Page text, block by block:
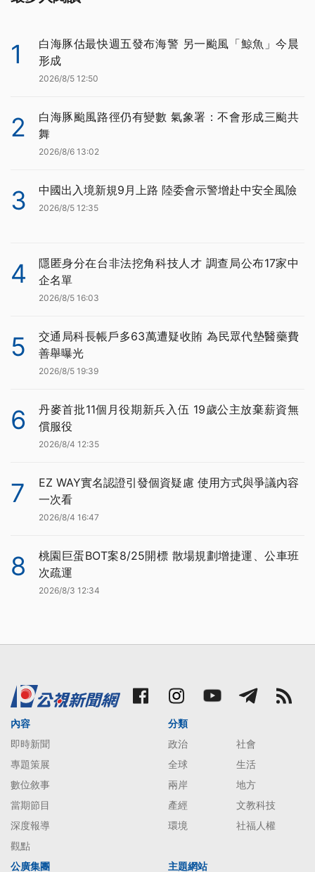
1
白海豚估最快週五發布海警 另一颱風「鯨魚」今晨
形成
2026/8/5 12:50
2
白海豚颱風路徑仍有變數 氣象署：不會形成三颱共
舞
2026/8/6 13:02
3 中國出入境新規9月上路 陸委會示警增赴中安全風險
2026/8/5 12:35
4
隱匿身分在台非法挖角科技人才 調查局公布17家中
企名單
2026/8/5 16:03
5
交通局科長帳戶多63萬遭疑收賄 為民眾代墊醫藥費
善舉曝光
2026/8/5 19:39
6
丹麥首批11個月役期新兵入伍 19歲公主放棄薪資無
償服役
2026/8/4 12:35
7
EZ WAY實名認證引發個資疑慮 使用方式與爭議內容
一次看
2026/8/4 16:47
8
桃園巨蛋BOT案8/25開標 散場規劃增捷運、公車班
次疏運
2026/8/3 12:34
內容
即時新聞
專題策展
數位敘事
當期節目
深度報導
觀點
分類
政治
社會
全球
生活
兩岸
地方
產經
文教科技
環境
社福人權
公廣集團 主題網站